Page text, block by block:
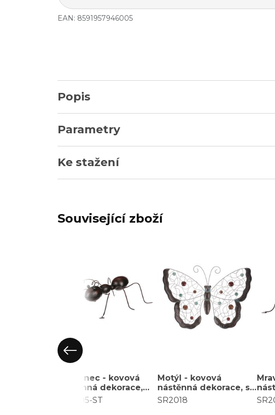
EAN: 8591957946005
Popis
Parametry
Ke stažení
Související zboží
Mravenec - kovová
nástěnná dekorace,
střední velikost
SR2005-ST
Motýl - kovová
nástěnná dekorace, s
barevnými kamínky
SR2018